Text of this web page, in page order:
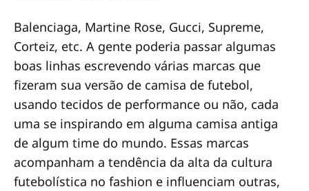
Balenciaga, Martine Rose, Gucci, Supreme,
Corteiz, etc. A gente poderia passar algumas
boas linhas escrevendo várias marcas que
fizeram sua versão de camisa de futebol,
usando tecidos de performance ou não, cada
uma se inspirando em alguma camisa antiga
de algum time do mundo. Essas marcas
acompanham a tendência da alta da cultura
futebolística no fashion e influenciam outras,